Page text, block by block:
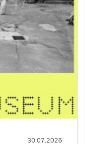
30.07.2026